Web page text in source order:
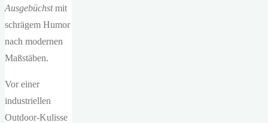
Ausgebüchstmit
schrägem Humor
nach modernen
Maßstäben.
Vor einer
industriellen
Outdoor-Kulisse